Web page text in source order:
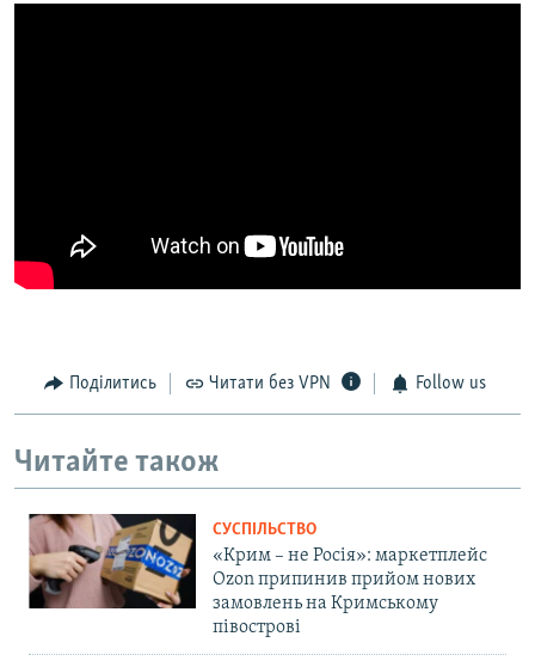
Поділитись Читати без VPN Follow us
Читайте також
СУСПІЛЬСТВО
«Крим – не Росія»: маркетплейс
Ozon припинив прийом нових
замовлень на Кримському
півострові